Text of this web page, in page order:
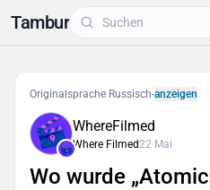
Tambur
Originalsprache Russisch-anzeigen
WhereFilmed
Where Filmed22 Mai
Wo wurde